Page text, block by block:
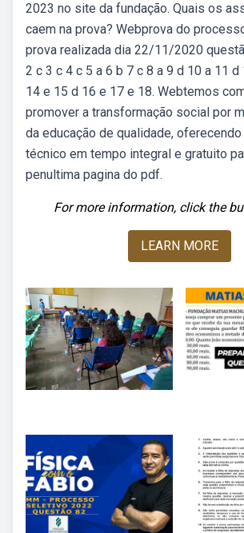
2023 no site da fundação. Quais os
caem na prova? Webprova do
prova realizada dia 22/11/2020
2 c 3 c 4 c 5 a 6 b 7 c 8 a 9 d 10 a 11 d
14 e 15 d 16 e 17 e 18. Webtemos
promover a transformação social por
da educação de qualidade,
técnico em tempo integral e gratuito
penultima pagina do pdf.
For more information, click the
LEARN MORE